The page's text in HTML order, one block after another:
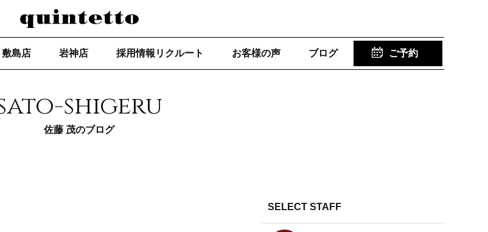
敷島店 岩神店 採用情報リクルート お客様の声 ブログ ご予約
shigeru
佐藤 茂のブログ
SELECT STAFF